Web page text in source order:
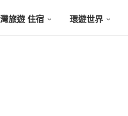
旅遊 住宿 環遊世界